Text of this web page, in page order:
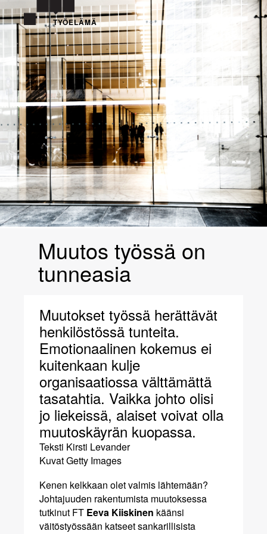
TYÖELÄMÄ
Muutos työssä on
tunneasia
Muutokset työssä herättävät
henkilöstössä tunteita.
Emotionaalinen kokemus ei
kuitenkaan kulje
organisaatiossa välttämättä
tasatahtia. Vaikka johto olisi
jo liekeissä, alaiset voivat olla
muutoskäyrän kuopassa.
Teksti Kirsti Levander
KuvatGetty Images
Kenen kelkkaan olet valmis lähtemään?
Johtajuuden rakentumista muutoksessa
tutkinut FT Eeva Kiiskinen käänsi
väitöstyössään katseet sankarillisista